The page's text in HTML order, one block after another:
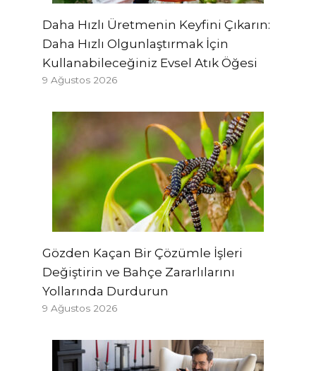
Daha Hızlı Üretmenin Keyfini Çıkarın:
Daha Hızlı Olgunlaştırmak İçin
Kullanabileceğiniz Evsel Atık Öğesi
9 Ağustos 2026
Gözden Kaçan Bir Çözümle İşleri
Değiştirin ve Bahçe Zararlılarını
Yollarında Durdurun
9 Ağustos 2026